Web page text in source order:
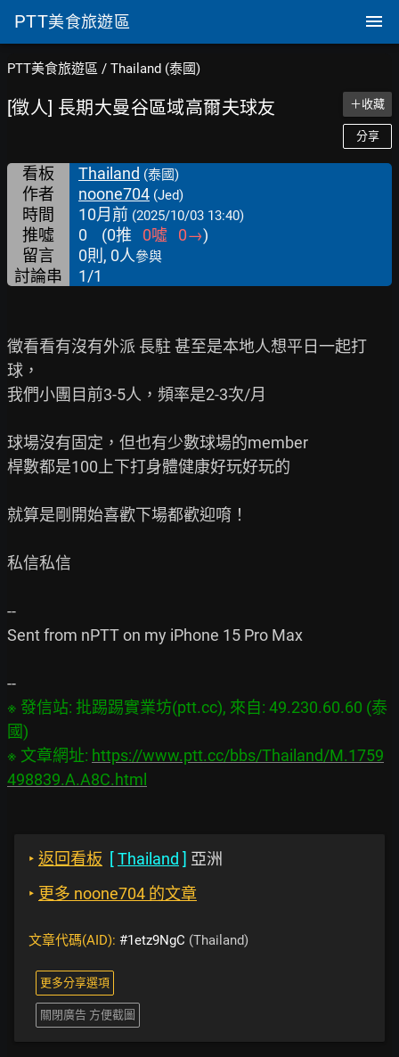
PTT美食旅遊區
PTT美食旅遊區 / Thailand (泰國)
[徵人] 長期大曼谷區域高爾夫球友 ＋收藏
分享
看板 Thailand (泰國)
作者 noone704 (Jed)
時間 10月前 (2025/10/03 13:40)
推噓 0 (0推 0噓 0→)
留言
0則, 0人參與
討論串 1/1
徵看看有沒有外派 長駐 甚至是本地人想平日一起打
球，
我們小團目前3-5人，頻率是2-3次/月
球場沒有固定，但也有少數球場的member
桿數都是100上下打身體健康好玩好玩的
就算是剛開始喜歡下場都歡迎唷！
私信私信
--
Sent from nPTT on my iPhone 15 Pro Max
※ 發信站: 批踢踢實業坊(ptt.cc), 來自: 49.230.60.60 (泰
國)
※ 文章網址: https://www.ptt.cc/bbs/Thailand/M.1759
498839.A.A8C.html
‣ 返回看板 [Thailand ] 亞洲
‣ 更多 noone704 的文章
文章代碼(AID): #1etz9NgC (Thailand)
更多分享選項
關閉廣告 方便截圖